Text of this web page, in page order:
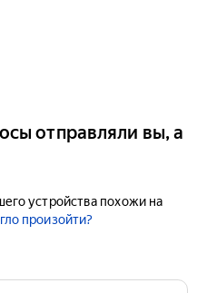
отправляли вы, а
устройства похожи на
произойти?